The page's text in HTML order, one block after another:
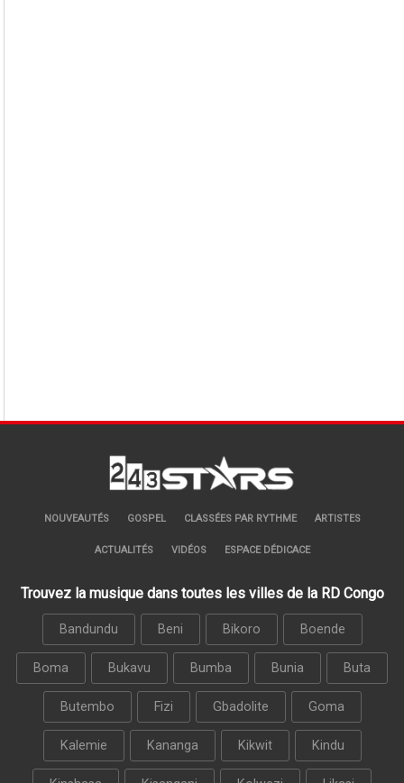
NOUVEAUTÉS GOSPEL CLASSÉES PAR RYTHME ARTISTES
ACTUALITÉS VIDÉOS ESPACE DÉDICACE
Trouvez la musique dans toutes les villes de la RD Congo
Bandundu Beni Bikoro Boende
Boma Bukavu Bumba Bunia Buta
Butembo Fizi Gbadolite Goma
Kalemie Kananga Kikwit Kindu